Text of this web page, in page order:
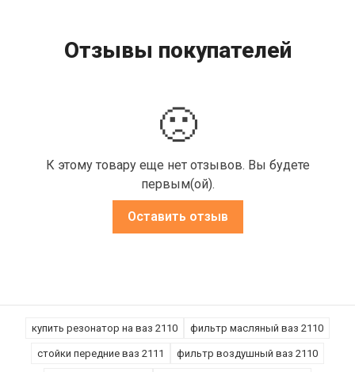
Отзывы покупателей
🙁
К этому товару еще нет отзывов. Вы будете
первым(ой).
Оставить отзыв
купить резонатор на ваз 2110 фильтр масляный ваз 2110
стойки передние ваз 2111 фильтр воздушный ваз 2110